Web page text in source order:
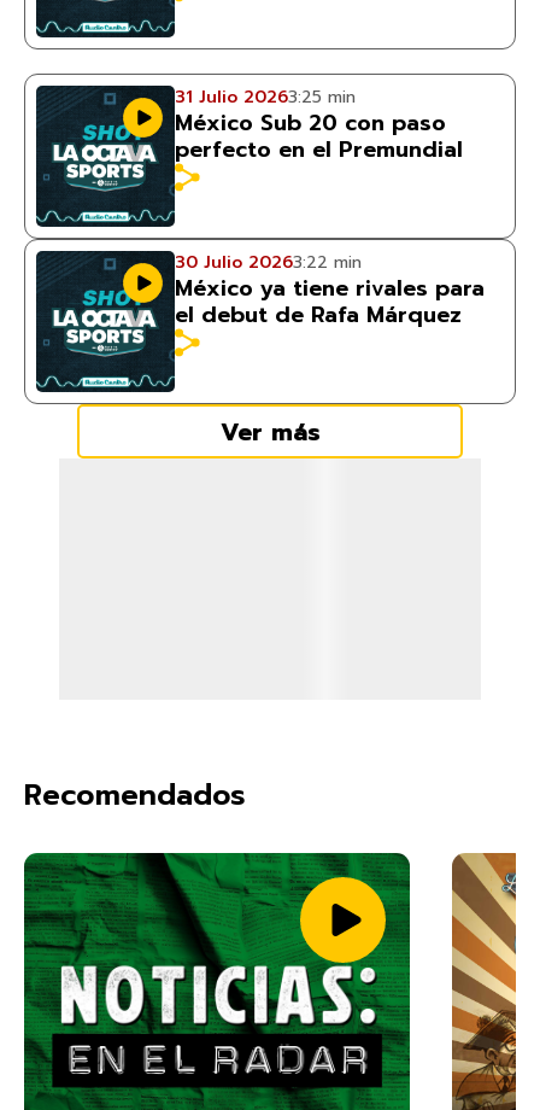
31 Julio 20263:25 min
México Sub 20 con paso
perfecto en el Premundial
30 Julio 20263:22 min
México ya tiene rivales para
el debut de Rafa Márquez
Ver más
Recomendados